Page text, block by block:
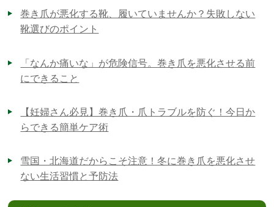
巻き爪が悪化する靴、履いていませんか？失敗しない
靴選びのポイント
「なんか痛いな」が危険信号。巻き爪を悪化させる前
にできること
【妊婦さん必見】巻き爪・爪トラブルを防ぐ！今日か
らできる簡単ケア術
雪国・北海道だからこそ注意！冬に巻き爪を悪化させ
ない生活習慣と予防法